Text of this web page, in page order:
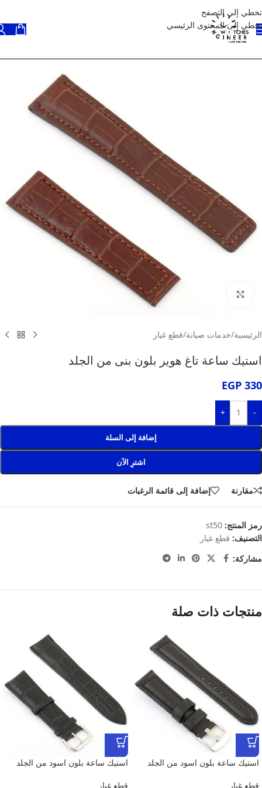
تخطي إلى التصفح
تخطي إلى المحتوى الرئيسي
الرئيسية/خدمات صيانة/قطع غيار
استيك ساعة تاغ هوير بلون بنى من الجلد
EGP 330
-
+
إضافة إلى السلة
اشترِ الآن
مقارنة إضافة إلى قائمة الرغبات
رمز المنتج: st50
التصنيف: قطع غيار
مشاركة:
منتجات ذات صلة
استيك ساعة بلون اسود من الجلد
قطع غيار
استيك ساعة بلون اسود من الجلد
قطع غيار